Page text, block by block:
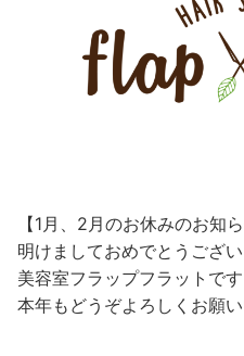
【1月、2月のお休みのお知ら
明けましておめでとうござい
美容室フラップフラットです
本年もどうぞよろしくお願